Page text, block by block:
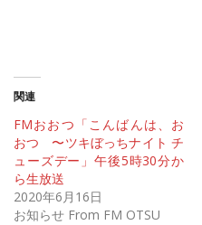
関連
FMおおつ「こんばんは、お
おつ 〜ツキぼっちナイト チ
ューズデー」午後5時30分か
ら生放送
2020年6月16日
お知らせ From FM OTSU